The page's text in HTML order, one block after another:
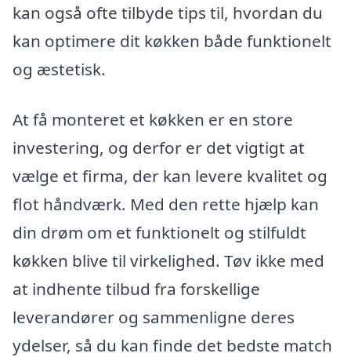
kan også ofte tilbyde tips til, hvordan du
kan optimere dit køkken både funktionelt
og æstetisk.
At få monteret et køkken er en store
investering, og derfor er det vigtigt at
vælge et firma, der kan levere kvalitet og
flot håndværk. Med den rette hjælp kan
din drøm om et funktionelt og stilfuldt
køkken blive til virkelighed. Tøv ikke med
at indhente tilbud fra forskellige
leverandører og sammenligne deres
ydelser, så du kan finde det bedste match